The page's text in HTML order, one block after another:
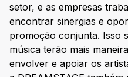
setor, e as empresas
encontrar sinergias e
promoção conjunta. Isso
música terão mais
envolver e apoiar os